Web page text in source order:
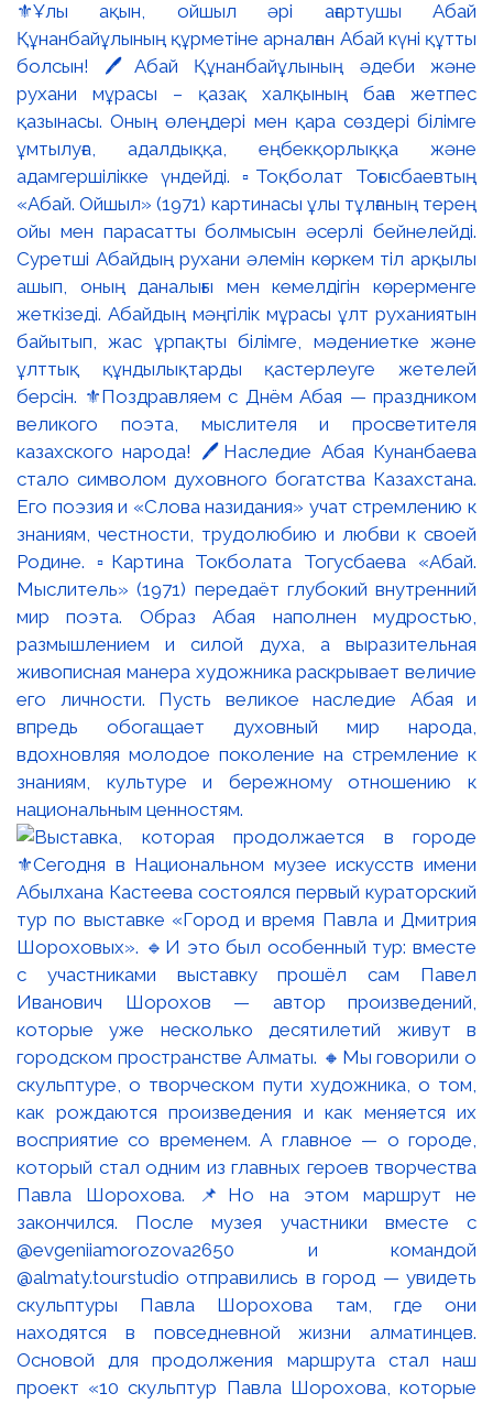
⚜️Ұлы ақын, ойшыл әрі ағартушы Абай
Құнанбайұлының құрметіне арналған Абай күні құтты
болсын! 🖊️Абай Құнанбайұлының әдеби және
рухани мұрасы – қазақ халқының баға жетпес
қазынасы. Оның өлеңдері мен қара сөздері білімге
ұмтылуға, адалдыққа, еңбекқорлыққа және
адамгершілікке үндейді. ▫️Тоқболат Тоғысбаевтың
«Абай. Ойшыл» (1971) картинасы ұлы тұлғаның терең
ойы мен парасатты болмысын әсерлі бейнелейді.
Суретші Абайдың рухани әлемін көркем тіл арқылы
ашып, оның даналығы мен кемелдігін көрерменге
жеткізеді. Абайдың мәңгілік мұрасы ұлт руханиятын
байытып, жас ұрпақты білімге, мәдениетке және
ұлттық құндылықтарды қастерлеуге жетелей
берсін. ⚜️Поздравляем с Днём Абая — праздником
великого поэта, мыслителя и просветителя
казахского народа! 🖊️Наследие Абая Кунанбаева
стало символом духовного богатства Казахстана.
Его поэзия и «Слова назидания» учат стремлению к
знаниям, честности, трудолюбию и любви к своей
Родине. ▫️Картина Токболата Тогусбаева «Абай.
Мыслитель» (1971) передаёт глубокий внутренний
мир поэта. Образ Абая наполнен мудростью,
размышлением и силой духа, а выразительная
живописная манера художника раскрывает величие
его личности. Пусть великое наследие Абая и
впредь обогащает духовный мир народа,
вдохновляя молодое поколение на стремление к
знаниям, культуре и бережному отношению к
национальным ценностям.